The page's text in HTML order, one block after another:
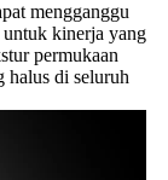
mengganggu
untuk kinerja yang
permukaan
halus di seluruh